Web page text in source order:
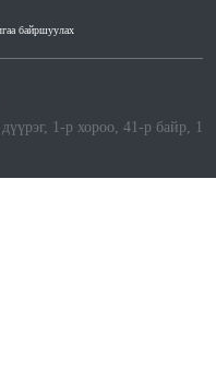
байршуулах
1-р хороо, 41-р байр, 1